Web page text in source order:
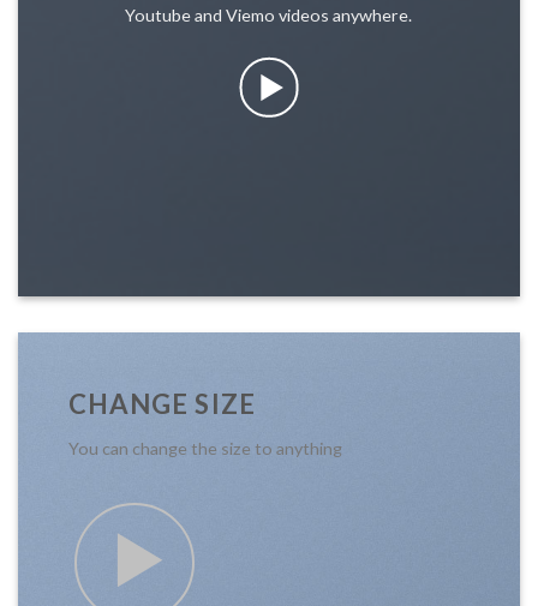
Youtube and Viemo videos anywhere.
CHANGE SIZE
You can change the size to anything